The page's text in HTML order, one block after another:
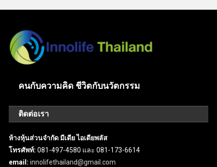
คนกับความคิด ชีวิตกับนวัตกรรม
ติดต่อเรา
ห้างหุ้นส่วนจำกัด มีเดีย ไอเดียพลัส
โทรศัพท์: 081-497-4580 และ 081-173-6614
email: innolifethailand@gmail.com